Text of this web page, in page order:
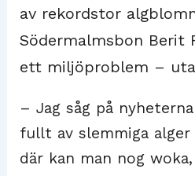
av rekordstor
Södermalmsbon Berit
ett miljöproblem –
– Jag såg på
fullt av slemmiga
där kan man nog